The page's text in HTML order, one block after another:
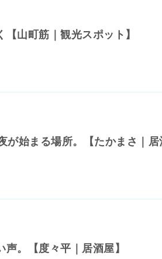
山町筋｜観光スポット】
が始まる場所。【たかまさ｜居
。【度々平｜居酒屋】